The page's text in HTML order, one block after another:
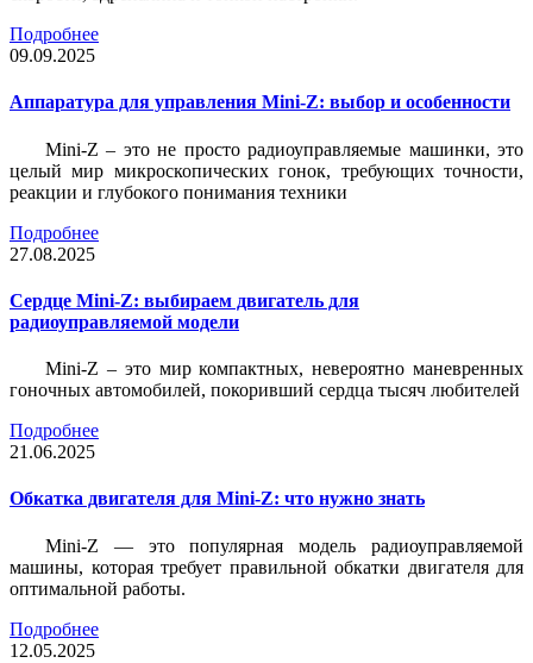
Подробнее
09.09.2025
Аппаратура для управления Mini-Z: выбор и особенности
Mini-Z – это не просто радиоуправляемые машинки, это
целый мир микроскопических гонок, требующих точности,
реакции и глубокого понимания техники
Подробнее
27.08.2025
Сердце Mini-Z: выбираем двигатель для
радиоуправляемой модели
Mini-Z – это мир компактных, невероятно маневренных
гоночных автомобилей, покоривший сердца тысяч любителей
Подробнее
21.06.2025
Обкатка двигателя для Mini-Z: что нужно знать
Mini-Z — это популярная модель радиоуправляемой
машины, которая требует правильной обкатки двигателя для
оптимальной работы.
Подробнее
12.05.2025